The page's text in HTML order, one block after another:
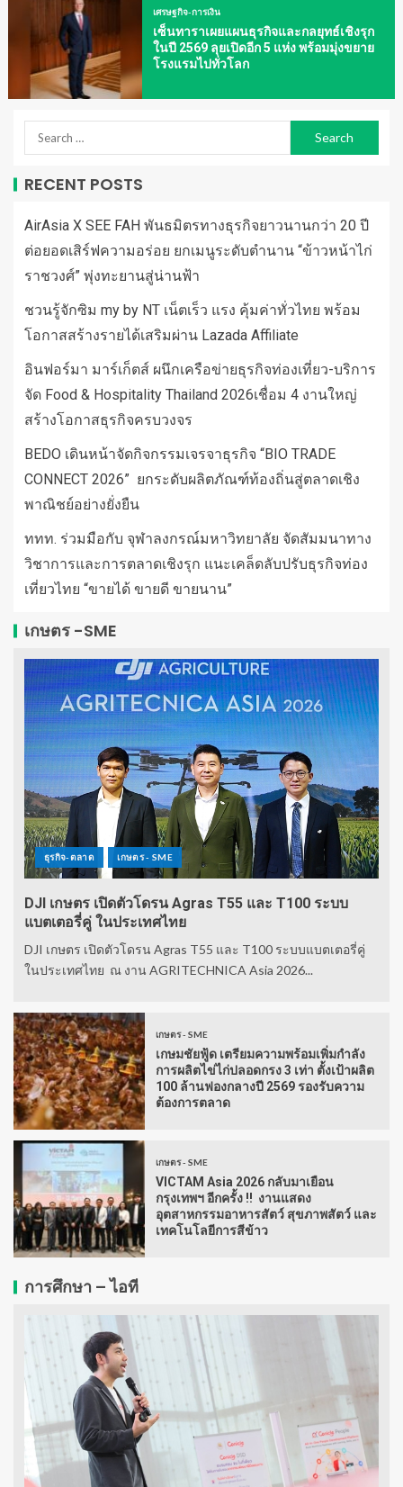
เศรษฐกิจ-การเงิน
เซ็นทาราเผยแผนธุรกิจและกลยุทธ์เชิงรุก
ในปี 2569 ลุยเปิดอีก 5 แห่ง พร้อมมุ่งขยาย
โรงแรมไปทั่วโลก
RECENT POSTS
AirAsia X SEE FAH พันธมิตรทางธุรกิจยาวนานกว่า 20 ปี
ต่อยอดเสิร์ฟความอร่อย ยกเมนูระดับตำนาน “ข้าวหน้าไก่
ราชวงศ์” พุ่งทะยานสู่น่านฟ้า
ชวนรู้จักซิม my by NT เน็ตเร็ว แรง คุ้มค่าทั่วไทย พร้อม
โอกาสสร้างรายได้เสริมผ่าน Lazada Affiliate
อินฟอร์มา มาร์เก็ตส์ ผนึกเครือข่ายธุรกิจท่องเที่ยว-บริการ
จัด Food & Hospitality Thailand 2026เชื่อม 4 งานใหญ่
สร้างโอกาสธุรกิจครบวงจร
BEDO เดินหน้าจัดกิจกรรมเจรจาธุรกิจ “BIO TRADE
CONNECT 2026” ยกระดับผลิตภัณฑ์ท้องถิ่นสู่ตลาดเชิง
พาณิชย์อย่างยั่งยืน
ททท. ร่วมมือกับ จุฬาลงกรณ์มหาวิทยาลัย จัดสัมมนาทาง
วิชาการและการตลาดเชิงรุก แนะเคล็ดลับปรับธุรกิจท่อง
เที่ยวไทย “ขายได้ ขายดี ขายนาน”
เกษตร -SME
ธุรกิจ-ตลาด เกษตร - SME
DJI เกษตร เปิดตัวโดรน Agras T55 และ T100 ระบบ
แบตเตอรี่คู่ ในประเทศไทย
DJI เกษตร เปิดตัวโดรน Agras T55 และ T100 ระบบแบตเตอรี่คู่
ในประเทศไทย ณ งาน AGRITECHNICA Asia 2026...
เกษตร - SME
เกษมชัยฟู้ด เตรียมความพร้อมเพิ่มกำลัง
การผลิตไข่ไก่ปลอดกรง 3 เท่า ตั้งเป้าผลิต
100 ล้านฟองกลางปี 2569 รองรับความ
ต้องการตลาด
เกษตร - SME
VICTAM Asia 2026 กลับมาเยือน
กรุงเทพฯ อีกครั้ง !! งานแสดง
อุตสาหกรรมอาหารสัตว์ สุขภาพสัตว์ และ
เทคโนโลยีการสีข้าว
การศึกษา – ไอที